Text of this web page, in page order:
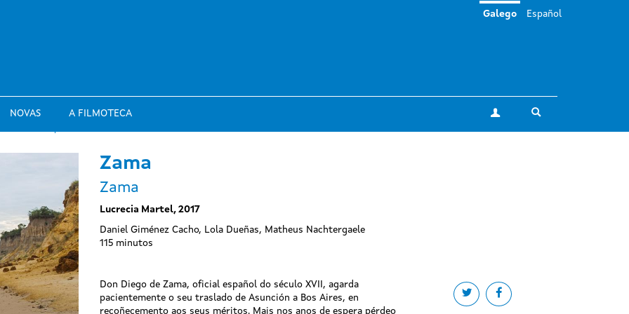
NOVAS A FILMOTECA A miña conta
Galego Español
Zama
Zama
Lucrecia Martel, 2017
Daniel Giménez Cacho, Lola Dueñas, Matheus Nachtergaele
115 minutos
Share on twitter
Share on facebook
Don Diego de Zama, oficial español do século XVII, agarda
pacientemente o seu traslado de Asunción a Bos Aires, en
recoñecemento aos seus méritos. Mais nos anos de espera pérdeo